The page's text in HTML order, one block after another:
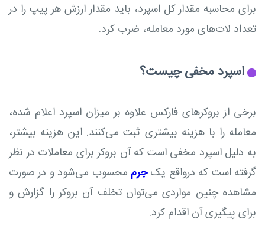
برای محاسبه مقدار کل اسپرد، باید مقدار ارزش هر پیپ را در
تعداد لات‌های مورد معامله، ضرب کرد.
اسپرد مخفی چیست؟
برخی از بروکرهای فارکس علاوه بر میزان اسپرد اعلام شده،
معامله را با هزینه بیشتری ثبت می‌کنند. این هزینه بیش‎تر،
به دلیل اسپرد مخفی است که آن بروکر برای معاملات در نظر
گرفته است که درواقع یکجرم محسوب می‌شود و در صورت
مشاهده چنین مواردی می‌توان تخلف آن بروکر را گزارش و
برای پیگیری آن اقدام کرد.